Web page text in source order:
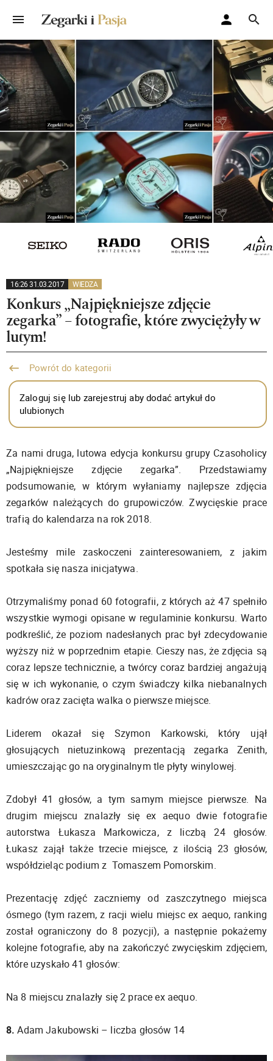
16:26 31.03.2017 WIEDZA
Konkurs „Najpiękniejsze zdjęcie
zegarka” – fotografie, które zwyciężyły w
lutym!
Powrót do kategorii
Zaloguj się lub zarejestruj aby dodać artykuł do
ulubionych
Za nami druga, lutowa edycja konkursu grupy Czasoholicy
„Najpiękniejsze zdjęcie zegarka”. Przedstawiamy
podsumowanie, w którym wyłaniamy najlepsze zdjęcia
zegarków należących do grupowiczów. Zwycięskie prace
trafią do kalendarza na rok 2018.
Jesteśmy mile zaskoczeni zainteresowaniem, z jakim
spotkała się nasza inicjatywa.
Otrzymaliśmy ponad 60 fotografii, z których aż 47 spełniło
wszystkie wymogi opisane w regulaminie konkursu. Warto
podkreślić, że poziom nadesłanych prac był zdecydowanie
wyższy niż w poprzednim etapie. Cieszy nas, że zdjęcia są
coraz lepsze technicznie, a twórcy coraz bardziej angażują
się w ich wykonanie, o czym świadczy kilka niebanalnych
kadrów oraz zacięta walka o pierwsze miejsce.
Liderem okazał się Szymon Karkowski, który ujął
głosujących nietuzinkową prezentacją zegarka Zenith,
umieszczając go na oryginalnym tle płyty winylowej.
Zdobył 41 głosów, a tym samym miejsce pierwsze. Na
drugim miejscu znalazły się ex aequo dwie fotografie
autorstwa Łukasza Markowicza, z liczbą 24 głosów.
Łukasz zajął także trzecie miejsce, z ilością 23 głosów,
współdzieląc podium z Tomaszem Pomorskim.
Prezentację zdjęć zaczniemy od zaszczytnego miejsca
ósmego (tym razem, z racji wielu miejsc ex aequo, ranking
został ograniczony do 8 pozycji), a następnie pokażemy
kolejne fotografie, aby na zakończyć zwycięskim zdjęciem,
które uzyskało 41 głosów:
Na 8 miejscu znalazły się 2 prace ex aequo.
8. Adam Jakubowski – liczba głosów 14